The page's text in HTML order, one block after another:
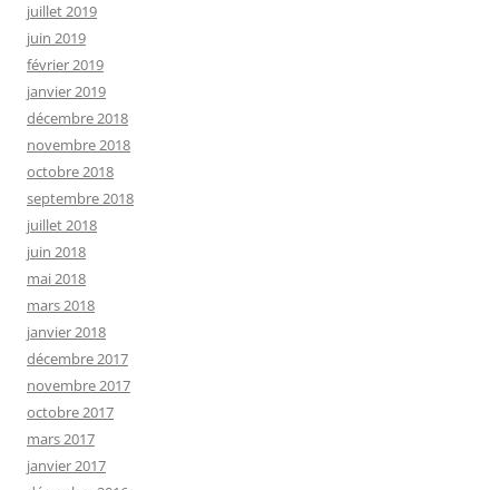
juillet 2019
juin 2019
février 2019
janvier 2019
décembre 2018
novembre 2018
octobre 2018
septembre 2018
juillet 2018
juin 2018
mai 2018
mars 2018
janvier 2018
décembre 2017
novembre 2017
octobre 2017
mars 2017
janvier 2017